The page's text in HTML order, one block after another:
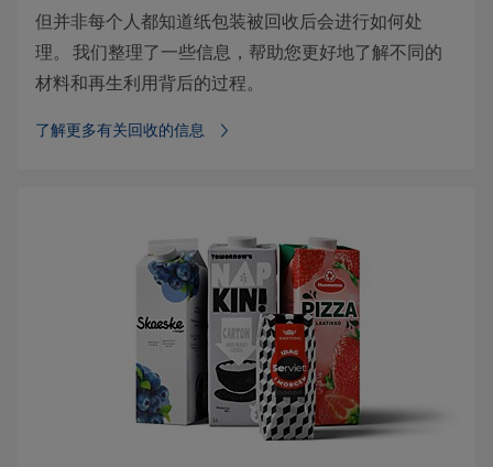
但并非每个人都知道纸包装被回收后会进行如何处
理。 我们整理了一些信息，帮助您更好地了解不同的
材料和再生利用背后的过程。
了解更多有关回收的信息